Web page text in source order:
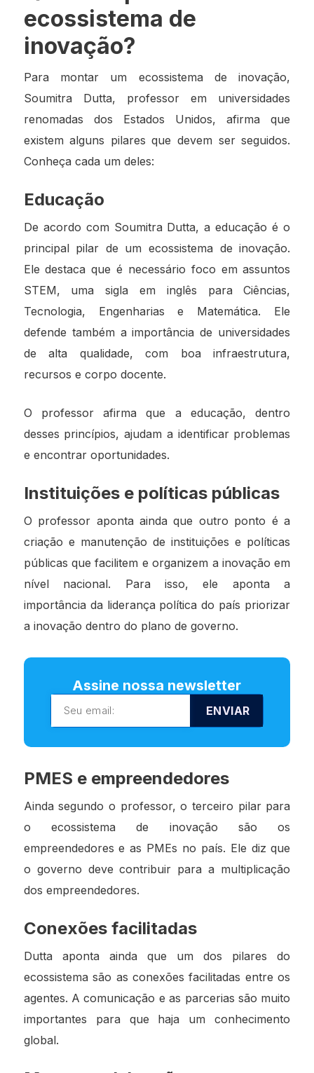
ecossistema de
inovação?
Para montar um ecossistema de inovação,
Soumitra Dutta, professor em universidades
renomadas dos Estados Unidos, afirma que
existem alguns pilares que devem ser seguidos.
Conheça cada um deles:
Educação
De acordo com Soumitra Dutta, a educação é o
principal pilar de um ecossistema de inovação.
Ele destaca que é necessário foco em assuntos
STEM, uma sigla em inglês para Ciências,
Tecnologia, Engenharias e Matemática. Ele
defende também a importância de universidades
de alta qualidade, com boa infraestrutura,
recursos e corpo docente.
O professor afirma que a educação, dentro
desses princípios, ajudam a identificar problemas
e encontrar oportunidades.
Instituições e políticas públicas
O professor aponta ainda que outro ponto é a
criação e manutenção de instituições e políticas
públicas que facilitem e organizem a inovação em
nível nacional. Para isso, ele aponta a
importância da liderança política do país priorizar
a inovação dentro do plano de governo.
Assine nossa newsletter
ENVIAR
PMES e empreendedores
Ainda segundo o professor, o terceiro pilar para
o ecossistema de inovação são os
empreendedores e as PMEs no país. Ele diz que
o governo deve contribuir para a multiplicação
dos empreendedores.
Conexões facilitadas
Dutta aponta ainda que um dos pilares do
ecossistema são as conexões facilitadas entre os
agentes. A comunicação e as parcerias são muito
importantes para que haja um conhecimento
global.